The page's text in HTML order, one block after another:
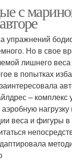
с
упражнений
Но в свое
лишнего веса
в попытках
– комплекс
веса и фигуры